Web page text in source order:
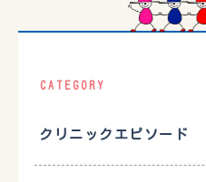
CATEGORY
クリニックエピソード